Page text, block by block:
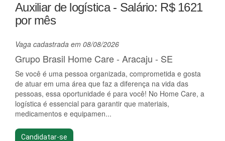
Auxiliar de logística - Salário: R$ 1621
por mês
Vaga cadastrada em 08/08/2026
Grupo Brasil Home Care - Aracaju - SE
Se você é uma pessoa organizada, comprometida e gosta
de atuar em uma área que faz a diferença na vida das
pessoas, essa oportunidade é para você! No Home Care, a
logística é essencial para garantir que materiais,
medicamentos e equipamen...
Candidatar-se